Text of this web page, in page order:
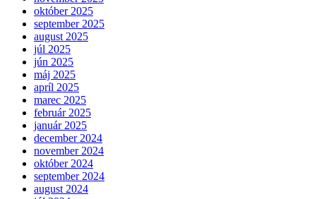
október 2025
september 2025
august 2025
júl 2025
jún 2025
máj 2025
apríl 2025
marec 2025
február 2025
január 2025
december 2024
november 2024
október 2024
september 2024
august 2024